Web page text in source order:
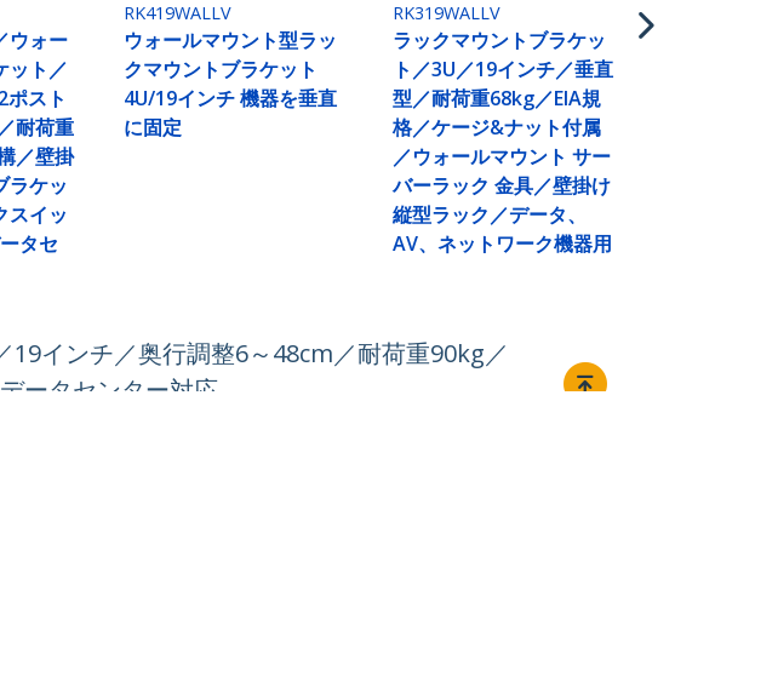
ウォー
ット／
ポスト
耐荷重
／壁掛
ラケッ
スイッ
タセ
RK419WALLV
ウォールマウント型ラッ
クマウントブラケット
4U/19インチ 機器を垂直
に固定
RK319WALLV
ラックマウントブラケッ
ト／3U／19インチ／垂直
型／耐荷重68kg／EIA規
格／ケージ&ナット付属
／ウォールマウント サー
バーラック 金具／壁掛け
縦型ラック／データ、
AV、ネットワーク機器用
インチ／奥行調整6～48cm／耐荷重90kg／
ータセンター対応